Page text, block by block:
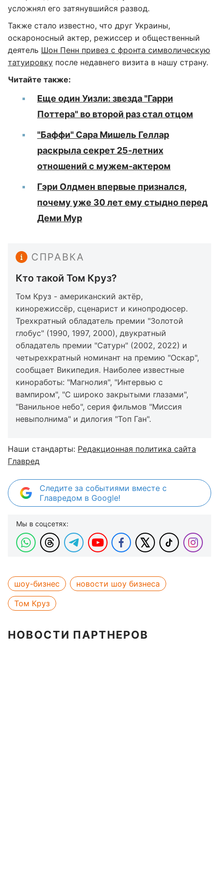
усложнял его затянувшийся развод.
Также стало известно, что друг Украины,
оскароносный актер, режиссер и общественный
деятель Шон Пенн привез с фронта символическую
татуировку после недавнего визита в нашу страну.
Читайте также:
Еще один Уизли: звезда "Гарри
Поттера" во второй раз стал отцом
"Баффи" Сара Мишель Геллар
раскрыла секрет 25-летних
отношений с мужем-актером
Гэри Олдмен впервые признался,
почему уже 30 лет ему стыдно перед
Деми Мур
СПРАВКА
Кто такой Том Круз?
Том Круз - американский актёр,
кинорежиссёр, сценарист и кинопродюсер.
Трехкратный обладатель премии "Золотой
глобус" (1990, 1997, 2000), двукратный
обладатель премии "Сатурн" (2002, 2022) и
четырехкратный номинант на премию "Оскар",
сообщает Википедия. Наиболее известные
киноработы: "Магнолия", "Интервью с
вампиром", "С широко закрытыми глазами",
"Ванильное небо", серия фильмов "Миссия
невыполнима" и дилогия "Топ Ган".
Наши стандарты: Редакционная политика сайта
Главред
Следите за событиями вместе с
Главредом в Google!
Мы в соцсетях:
шоу-бизнес
новости шоу бизнеса
Том Круз
НОВОСТИ ПАРТНЕРОВ